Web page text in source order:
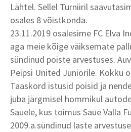
Lähtel. Sellel Turniiril
osales 8 võistkonda.
23.11.2019 osalesime FC Elva
aga meie kõige väiksemate
sündinud poiste arvestuses.
Peipsi United Juniorile. Kokku
Taaskord istusid poisid ja
juba järgmisel hommikul
Sauele, kus toimus Saue Valla
2009.a.sündinud laste